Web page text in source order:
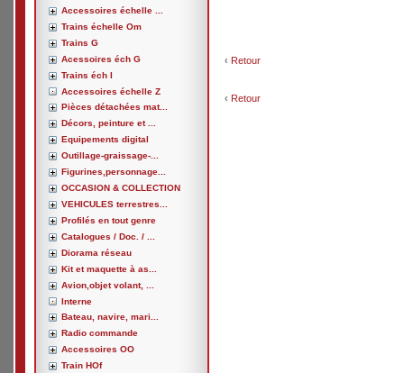
Accessoires échelle ...
Trains échelle Om
Trains G
Acessoires éch G
Trains éch I
Accessoires échelle Z
Pièces détachées mat...
Décors, peinture et ...
Equipements digital
Outillage-graissage-...
Figurines,personnage...
OCCASION & COLLECTION
VEHICULES terrestres...
Profilés en tout genre
Catalogues / Doc. / ...
Diorama réseau
Kit et maquette à as...
Avion,objet volant, ...
Interne
Bateau, navire, mari...
Radio commande
Accessoires OO
Train HOf
‹ Retour
‹ Retour